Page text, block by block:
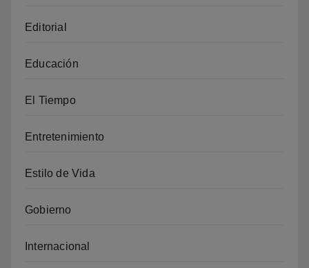
Editorial
Educación
El Tiempo
Entretenimiento
Estilo de Vida
Gobierno
Internacional